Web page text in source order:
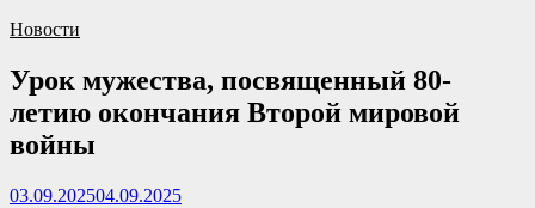
Новости
Урок мужества, посвященный 80-
летию окончания Второй мировой
войны
03.09.202504.09.2025